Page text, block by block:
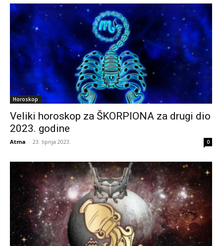
Horoskop
Veliki horoskop za ŠKORPIONA za drugi dio
2023. godine
Atma - 23. lipnja 2023. 0